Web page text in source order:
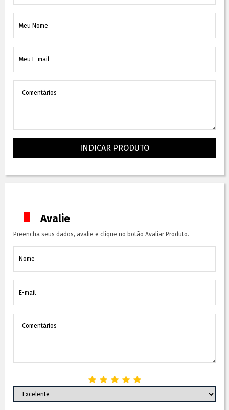
INDICAR PRODUTO
Avalie
Preencha seus dados, avalie e clique no botão Avaliar Produto.